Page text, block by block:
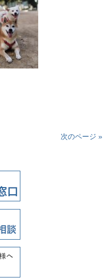
次のページ »